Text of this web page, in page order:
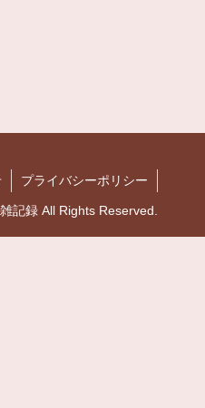
プライバシーポリシー
記録 All Rights Reserved.